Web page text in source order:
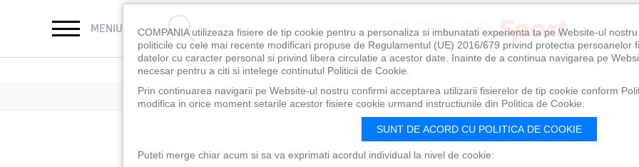
MENIU CAUTĂ
COMPANIA utilizeaza fisiere de tip cookie pentru a personaliza si imbunatati experienta ta pe Website-ul
politicile cu cele mai recente modificari propuse de Regulamentul (UE) 2016/679 privind protectia persoanelor
datelor cu caracter personal si privind libera circulatie a acestor date. Inainte de a continua navigarea pe
necesar pentru a citi si intelege continutul Politicii de Cookie.
Prin continuarea navigarii pe Website-ul nostru confirmi acceptarea utilizarii fisierelor de tip cookie conform
modifica in orice moment setarile acestor fisiere cookie urmand instructiunile din Politica de Cookie.
SUNT DE ACORD CU POLITICA DE COOKIE
Puteti merge chiar acum si sa va exprimati acordul individual la nivel de cookie: